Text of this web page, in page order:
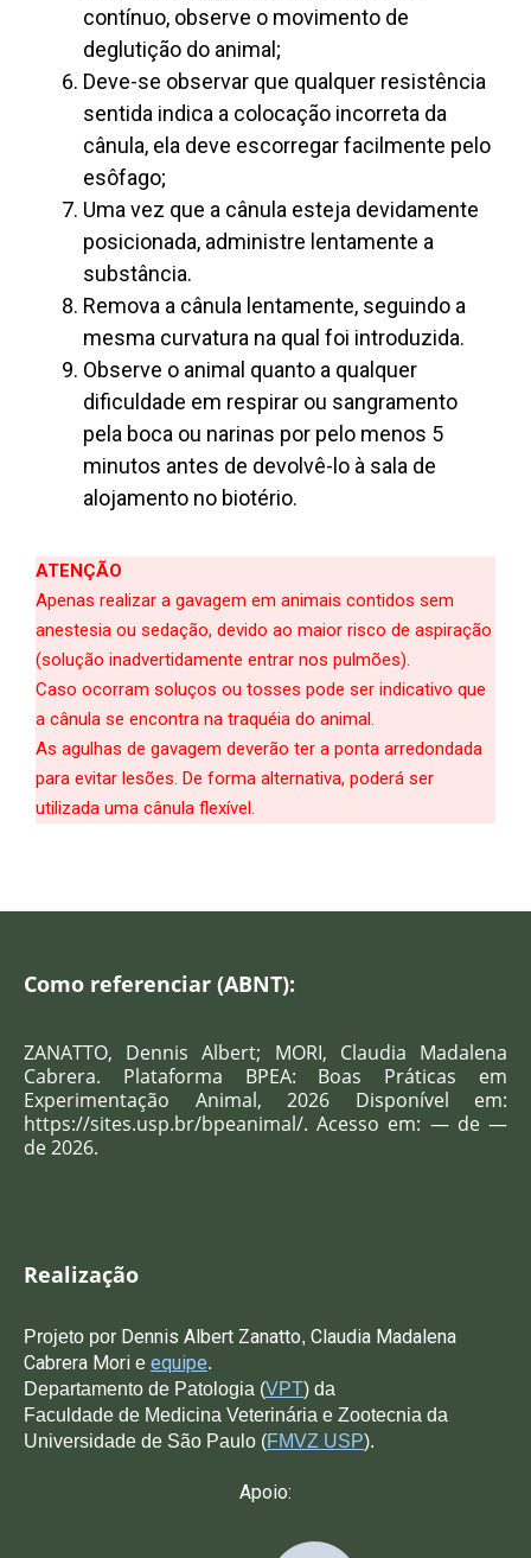
contínuo, observe o movimento de
deglutição do animal;
Deve-se observar que qualquer resistência
sentida indica a colocação incorreta da
cânula, ela deve escorregar facilmente pelo
esôfago;
Uma vez que a cânula esteja devidamente
posicionada, administre lentamente a
substância.
Remova a cânula lentamente, seguindo a
mesma curvatura na qual foi introduzida.
Observe o animal quanto a qualquer
dificuldade em respirar ou sangramento
pela boca ou narinas por pelo menos 5
minutos antes de devolvê-lo à sala de
alojamento no biotério.
ATENÇÃO
Apenas realizar a gavagem em animais contidos sem
anestesia ou sedação, devido ao maior risco de aspiração
(solução inadvertidamente entrar nos pulmões).
Caso ocorram soluços ou tosses pode ser indicativo que
a cânula se encontra na traquéia do animal.
As agulhas de gavagem deverão ter a ponta arredondada
para evitar lesões. De forma alternativa, poderá ser
utilizada uma cânula flexível.
Como referenciar (ABNT):
ZANATTO, Dennis Albert; MORI, Claudia Madalena
Cabrera. Plataforma BPEA: Boas Práticas em
Experimentação Animal, 2026 Disponível em:
https://sites.usp.br/bpeanimal/. Acesso em: — de —
de 2026.
Realização
Projeto por Dennis Albert Zanatto, C laudia Madalena
Cabrera Mori e equipe.
Departamento de Patologia (VPT) da
Faculdade de Medicina Veterinária e Zootecnia da
Universidade de São Paulo (FMVZ USP).
Apoio: